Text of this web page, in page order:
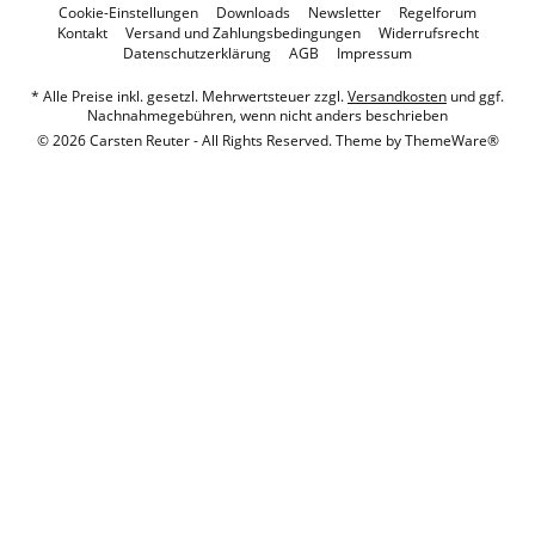
Cookie-Einstellungen Downloads Newsletter
Regelforum
Kontakt
Versand und Zahlungsbedingungen
Widerrufsrecht
Datenschutzerklärung
AGB Impressum
* Alle Preise inkl. gesetzl. Mehrwertsteuer zzgl.Versandkosten und ggf.
Nachnahmegebühren, wenn nicht anders beschrieben
© 2026 Carsten Reuter - All Rights Reserved. Theme byThemeWare®